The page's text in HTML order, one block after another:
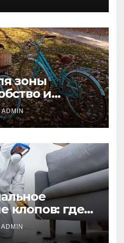
зоны
и
на участке
ADMIN
клопов: где
ADMIN